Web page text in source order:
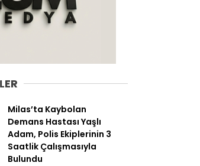
Künye
Milas’ta Kaybolan
Demans Hastası Yaşlı
Adam, Polis Ekiplerinin 3
Saatlik Çalışmasıyla
Bulundu